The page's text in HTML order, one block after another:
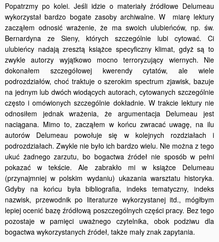
Popatrzmy po kolei. Jeśli idzie o materiały źródłowe Delumeau
wykorzystał bardzo bogate zasoby archiwalne. W miarę lektury
zacząłem odnosić wrażenie, że ma swoich ulubieńców, np. św.
Bernardyna ze Sieny, których szczególnie lubi cytować. Ci
ulubieńcy nadają zresztą książce specyficzny klimat, gdyż są to
zwykle autorzy wyjątkowo mocno terroryzujący wiernych. Nie
dokonałem szczegółowej kwerendy cytatów, ale wiele
podrozdziałów, choć traktuje o szerokim spectrum zjawisk, bazuje
na jednym lub dwóch wiodących autorach, cytowanych szczególnie
często i omówionych szczególnie dokładnie. W trakcie lektury nie
odnosiłem jednak wrażenia, że argumentacja Delumeau jest
naciągana. Mimo to, zacząłem w końcu zwracać uwagę, na ilu
autorów Delumeau powołuje się w kolejnych rozdziałach i
podrozdziałach. Zwykle nie było ich bardzo wielu. Nie można z tego
ukuć żadnego zarzutu, bo bogactwa źródeł nie sposób w pełni
pokazać w tekście. Ale zabrakło mi w książce Delumeau
(przynajmniej w polskim wydaniu) ukazania warsztatu historyka.
Gdyby na końcu była bibliografia, indeks tematyczny, indeks
nazwisk, przewodnik po literaturze wykorzystanej itd., mógłbym
lepiej ocenić bazę źródłową poszczególnych części pracy. Bez tego
pozostaje w pamięci uważnego czytelnika, obok podziwu dla
bogactwa wykorzystanych źródeł, także mały znak zapytania.